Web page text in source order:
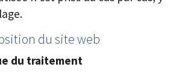
du site web
du traitement